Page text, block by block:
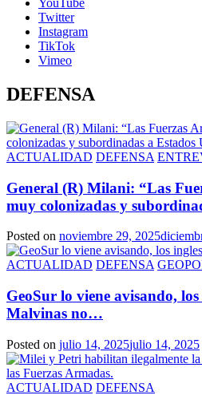
YouTube
Twitter
Instagram
TikTok
Vimeo
DEFENSA
ACTUALIDAD DEFENSA
General (R) Milani: “Las
muy colonizadas y
Posted on noviembre 29, 2025
ACTUALIDAD DEFENSA
GeoSur lo viene avisando,
Malvinas no…
Posted on julio 14, 2025julio 14, 2025
ACTUALIDAD DEFENSA